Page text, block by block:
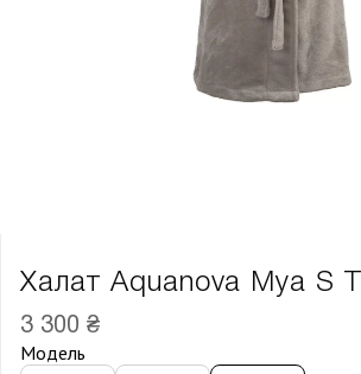
Халат Aquanova Mya S
3 300 ₴
Модель